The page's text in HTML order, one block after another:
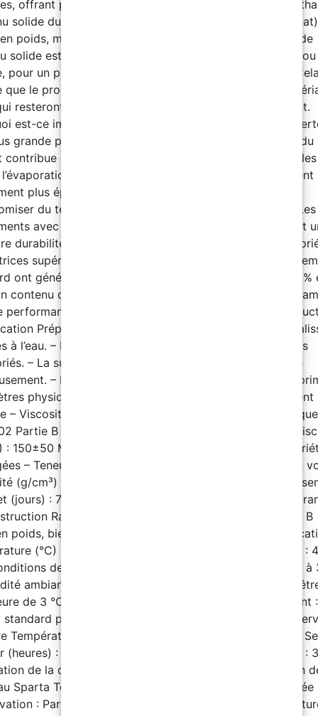
offrant plus de possibilités que l’époxy ou le
solide du niveau final de la couche de finition (Top
poids, mélangé) 95±2 (en volume, mélangé) 96±2% de
solide est une valeur très élevée, que ce soit en poids ou
pour un produit comme une peinture ou un top coat.
que le produit contient une forte concentration de
resteront sur la surface après l'évaporation du solvant.
est-ce important ? Haut contenu solide = moins de
grande proportion de solides signifie que la majorité du
contribue effectivement au revêtement final, réduisant
Plus d’épaisseur par application : On obtient
plus épais avec moins de couches, ce qui permet
du temps et du produit. Performances élevées : Les
avec un contenu solide élevé offrent généralement
durabilité, une résistance chimique accrue et des
supérieures. Comparaison : Les peintures ou
ont généralement un contenu solide compris entre 30%
contenu de 96±2% est typique des produits haut de
performance Télécharger le catalogue complet ici
Préparation de surface – Rincer le sel et autres
à l’eau. – Enlever graisses et huiles avec des nettoyants
– La surface en béton doit être poncée et nettoyée
– Respecter l’intervalle de revêtement avec le
physiques Partie A – Apparence : Liquide transparent
– Viscosité (25 °C) : 500±200 MPaS – Densité
Partie B – Apparence : Liquide de toutes couleurs –
: 150±50 MPaS – Densité spécifique (25 °C) : 1,01
– Teneur en solides (%): 96±2 (en poids) / 95±2 (en
(g/cm³) : 1,11±0,05 – Point d’éclair (°C) : >93 –
(jours) : 7 – Couverture théorique : 5 m²/kg/200μm
Ratio de mélange – Application au rouleau : A : B
poids, bien mélanger avant utilisation). Temps
(°C) : 10 | 20 | 30 – Durée de vie en pot (minutes) :
de construction – Température ambiante : 0 °C à
ambiante : ≤75 % – Température du substrat : Doit
de 3 °C ou plus au point de rosée de l’air. – Nettoyant :
standard pour polyaspartique Temps de Séchage et
Température (°C) : 20 Séchage en surface (heures) : 1
(heures) : 3 Durcissement complet : 7 jours Transitable :
de la deuxième couche : 3-4 heures Consommation
Sparta Top : 0,2 kg/m² Conditions de stockage – Durée
: Partie A : 12 mois / Partie B : 12 mois –